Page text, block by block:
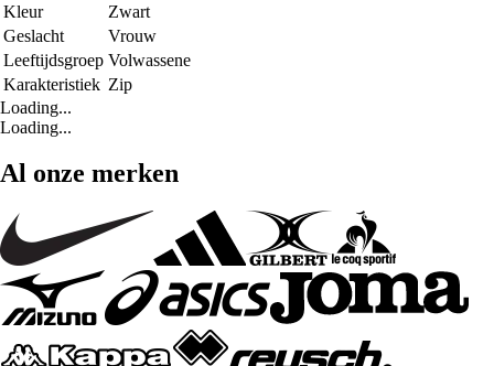
Kleur
Zwart
Geslacht
Vrouw
Leeftijdsgroep Volwassene
Karakteristiek Zip
Loading...
Loading...
Al onze merken